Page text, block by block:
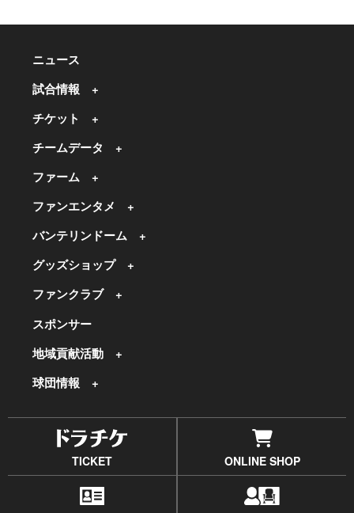
ニュース
試合情報
チケット
チームデータ
ファーム
ファンエンタメ
バンテリンドーム
グッズショップ
ファンクラブ
スポンサー
地域貢献活動
球団情報
TICKET ONLINE SHOP